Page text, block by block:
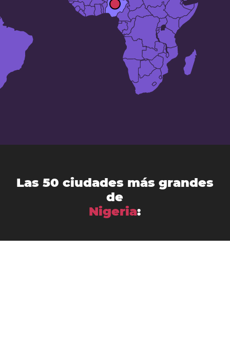
Las 50 ciudades más grandes
de
Nigeria: